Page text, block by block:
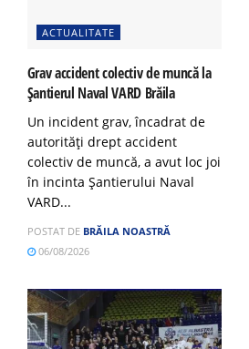
ACTUALITATE
Grav accident colectiv de muncă la
Șantierul Naval VARD Brăila
Un incident grav, încadrat de
autorități drept accident
colectiv de muncă, a avut loc joi
în incinta Șantierului Naval
VARD...
POSTAT DE BRĂILA NOASTRĂ
06/08/2026